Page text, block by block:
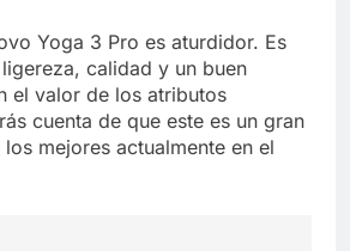
Yoga 3 Pro es aturdidor. Es
calidad y un buen
el valor de los atributos
cuenta de que este es un gran
mejores actualmente en el